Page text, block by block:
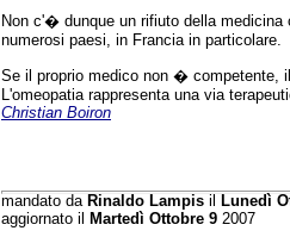
Non c'� dunque un rifiuto della
numerosi paesi, in Francia in particolare.
Se il proprio medico non � competente,
L'omeopatia rappresenta una via
Christian Boiron
mandato da Rinaldo Lampis il Lunedì
aggiornato il
Martedì Ottobre 9 2007